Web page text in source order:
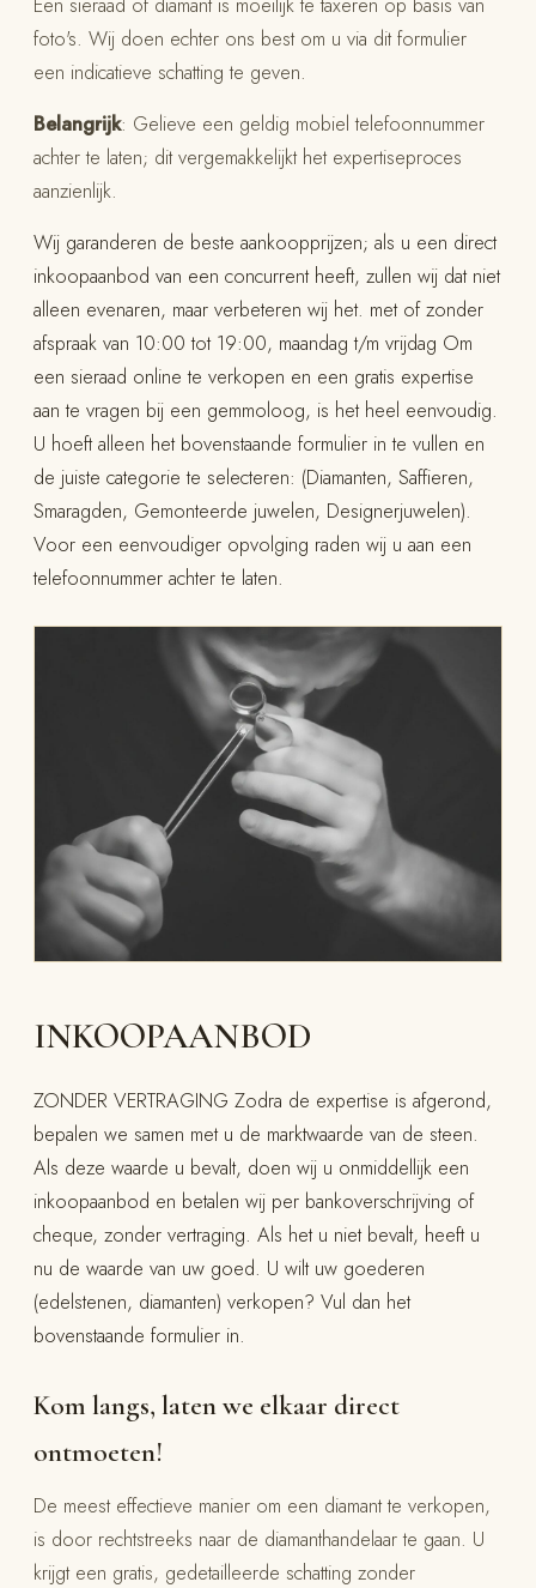
foto's. Wij doen echter ons best om u via dit formulier
een indicatieve schatting te geven.
Belangrijk: Gelieve een geldig mobiel telefoonnummer
achter te laten; dit vergemakkelijkt het expertiseproces
aanzienlijk.
Wij garanderen de beste aankoopprijzen; als u een direct
inkoopaanbod van een concurrent heeft, zullen wij dat niet
alleen evenaren, maar verbeteren wij het. met of zonder
afspraak van 10:00 tot 19:00, maandag t/m vrijdag Om
een sieraad online te verkopen en een gratis expertise
aan te vragen bij een gemmoloog, is het heel eenvoudig.
U hoeft alleen het bovenstaande formulier in te vullen en
de juiste categorie te selecteren: (Diamanten, Saffieren,
Smaragden, Gemonteerde juwelen, Designerjuwelen).
Voor een eenvoudiger opvolging raden wij u aan een
telefoonnummer achter te laten.
INKOOPAANBOD
ZONDER VERTRAGING Zodra de expertise is afgerond,
bepalen we samen met u de marktwaarde van de steen.
Als deze waarde u bevalt, doen wij u onmiddellijk een
inkoopaanbod en betalen wij per bankoverschrijving of
cheque, zonder vertraging. Als het u niet bevalt, heeft u
nu de waarde van uw goed. U wilt uw goederen
(edelstenen, diamanten) verkopen? Vul dan het
bovenstaande formulier in.
Kom langs, laten we elkaar direct
ontmoeten!
De meest effectieve manier om een diamant te verkopen,
is door rechtstreeks naar de diamanthandelaar te gaan. U
krijgt een gratis, gedetailleerde schatting zonder